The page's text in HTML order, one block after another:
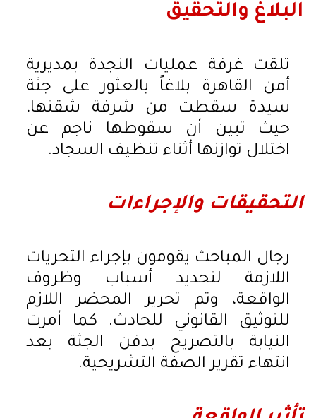
البلاغ والتحقيق
تلقت غرفة عمليات النجدة بمديرية
أمن القاهرة بلاغاً بالعثور على جثة
سيدة سقطت من شرفة شقتها،
حيث تبين أن سقوطها ناجم عن
اختلال توازنها أثناء تنظيف السجاد.
التحقيقات والإجراءات
رجال المباحث يقومون بإجراء التحريات
اللازمة لتحديد أسباب وظروف
الواقعة، وتم تحرير المحضر اللازم
للتوثيق القانوني للحادث. كما أمرت
النيابة بالتصريح بدفن الجثة بعد
انتهاء تقرير الصفة التشريحية.